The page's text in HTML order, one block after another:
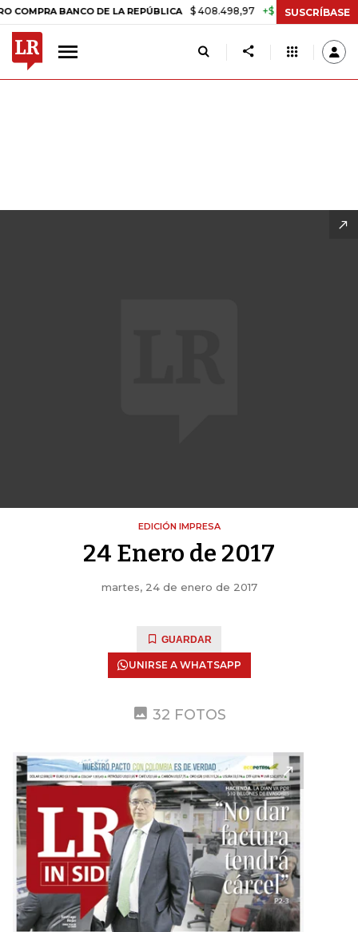
LA REPÚBLICA $ 408.498,97 +$ 8.753,81 +2,19% TASA DE
SUSCRÍBASE
EDICIÓN IMPRESA
24 Enero de 2017
martes, 24 de enero de 2017
GUARDAR
UNIRSE A WHATSAPP
32 FOTOS